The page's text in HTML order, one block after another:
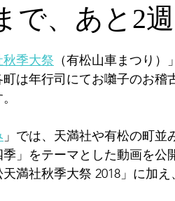
で、あと2
季大祭 （有松山車まつり）
は年行司にてお囃子のお稽
」では、天満社や有松の町
」をテーマとした動画を公
満社秋季大祭 2018」に加